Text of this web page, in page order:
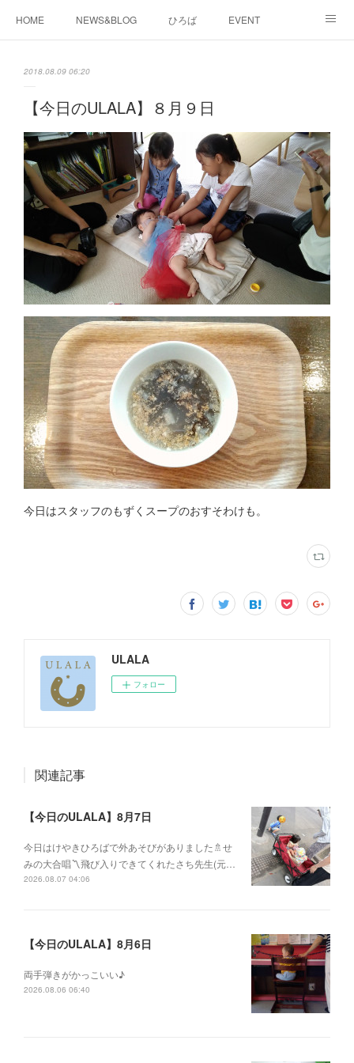
HOME NEWS&BLOG ひろば EVENT
2018.08.09 06:20
【今日のULALA】８月９日
今日はスタッフのもずくスープのおすそわけも。
ULALA
フォロー
関連記事
【今日のULALA】8月7日
今日はけやきひろばで外あそびがありました🚿せ
みの大合唱〽飛び入りできてくれたさち先生(元…
2026.08.07 04:06
【今日のULALA】8月6日
両手弾きがかっこいい♪
2026.08.06 06:40